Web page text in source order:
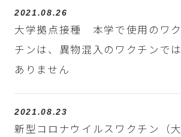
2021.08.26
大学拠点接種 本学で使用のワク
チンは、異物混入のワクチンでは
ありません
2021.08.23
新型コロナウイルスワクチン（大